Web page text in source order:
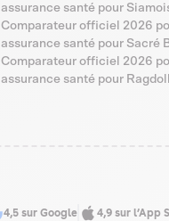
assurance santé pour
Comparateur officiel 2026
assurance santé pour Sacré
Comparateur officiel 2026
assurance santé pour Ragdoll
4,5 sur Google 4,9 sur l’App